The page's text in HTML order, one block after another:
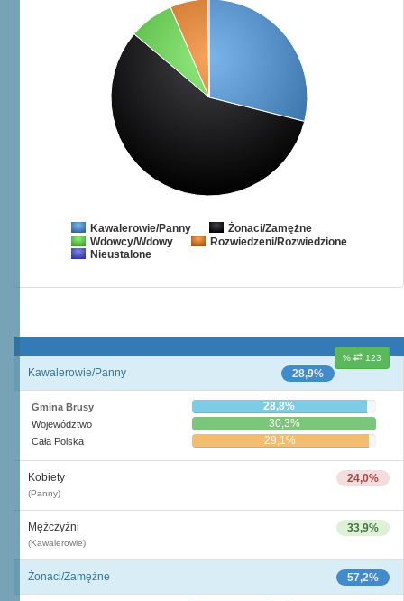
Kawalerowie/Panny Żonaci/Zamężne
Wdowcy/Wdowy
Rozwiedzeni/Rozwiedzione
Nieustalone
% 123
28,9%
Kawalerowie/Panny
Gmina Brusy 28,8%
Województwo 30,3%
Cała Polska 29,1%
24,0%
Kobiety
(Panny)
33,9%
Mężczyźni
(Kawalerowie)
57,2%
Żonaci/Zamężne